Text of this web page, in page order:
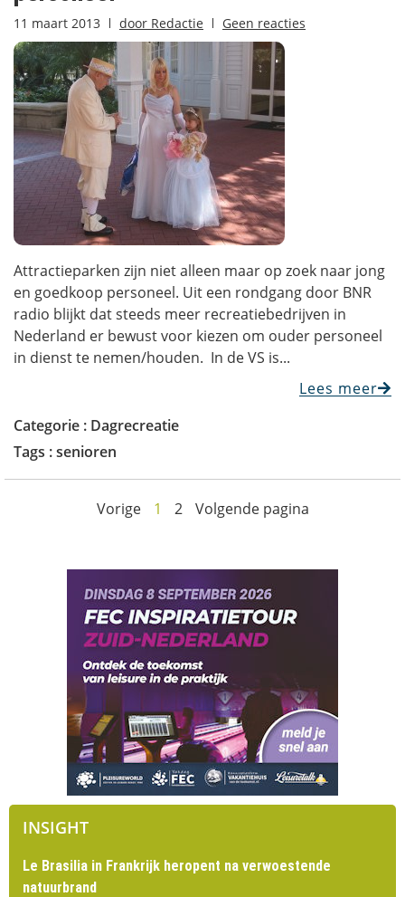
11 maart 2013 door Redactie Geen reacties
Attractieparken zijn niet alleen maar op zoek naar jong
en goedkoop personeel. Uit een rondgang door BNR
radio blijkt dat steeds meer recreatiebedrijven in
Nederland er bewust voor kiezen om ouder personeel
in dienst te nemen/houden. In de VS is...
Lees meer
Categorie : Dagrecreatie
Tags :senioren
Vorige 1 2 Volgende pagina
INSIGHT
Le Brasilia in Frankrijk heropent na verwoestende
natuurbrand